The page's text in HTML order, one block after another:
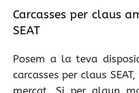
Carcasses per claus
SEAT
Posem a la teva
carcasses per claus